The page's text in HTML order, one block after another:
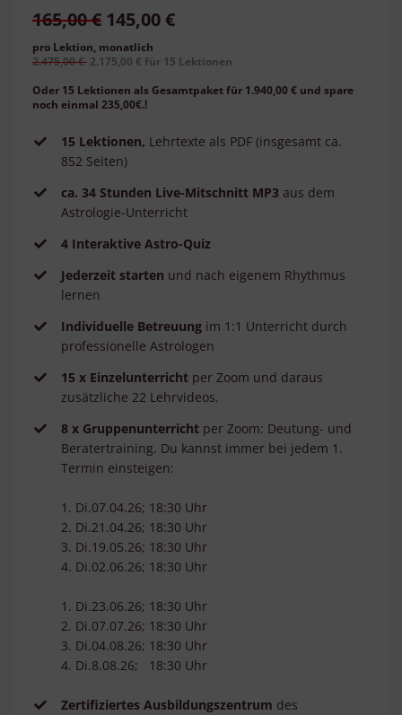
165,00 € 145,00 €
pro Lektion, monatlich
2.475,00 € 2.175,00 € für 15 Lektionen
Oder 15 Lektionen als Gesamtpaket für 1.940,00 € und spare
noch einmal 235,00€.!
15 Lektionen, Lehrtexte als PDF (insgesamt ca.
852 Seiten)
ca. 34 Stunden Live-Mitschnitt MP3 aus dem
Astrologie-Unterricht
4 Interaktive Astro-Quiz
Jederzeit starten und nach eigenem Rhythmus
lernen
Individuelle Betreuung im 1:1 Unterricht durch
professionelle Astrologen
15 x Einzelunterricht per Zoom und daraus
zusätzliche 22 Lehrvideos.
8 x Gruppenunterricht per Zoom: Deutung- und
Beratertraining. Du kannst immer bei jedem 1.
Termin einsteigen:
1. Di.07.04.26; 18:30 Uhr
2. Di.21.04.26; 18:30 Uhr
3. Di.19.05.26; 18:30 Uhr
4. Di.02.06.26; 18:30 Uhr
1. Di.23.06.26; 18:30 Uhr
2. Di.07.07.26; 18:30 Uhr
3. Di.04.08.26; 18:30 Uhr
4. Di.8.08.26; 18:30 Uhr
Zertifiziertes Ausbildungszentrum des